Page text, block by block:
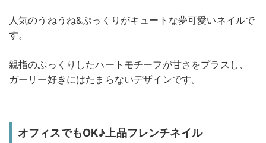
人気のうねうね&ぷっくりがキュートな夢可愛いネイルで
す。
親指のぷっくりしたハートモチーフが甘さをプラスし、
ガーリー好きにはたまらないデザインです。
オフィスでもOK♪上品フレンチネイル